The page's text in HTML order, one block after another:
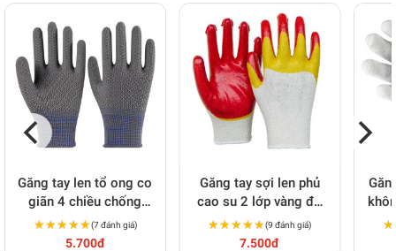
Găng tay len tổ ong co
giãn 4 chiều chống
trơn, siêu bền T168
★★★★★
★★★★★(7 đánh giá)
5.700đ
Găng tay sợi len phủ
cao su 2 lớp vàng đỏ
60g T154
★★★★★
★★★★★(9 đánh giá)
7.500đ